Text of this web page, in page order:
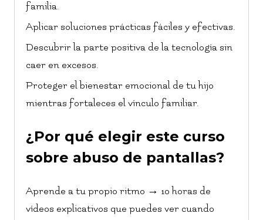
familia.
Aplicar soluciones prácticas fáciles y efectivas.
Descubrir la parte positiva de la tecnología sin
caer en excesos.
Proteger el bienestar emocional de tu hijo
mientras fortaleces el vínculo familiar.
¿Por qué elegir este curso
sobre abuso de pantallas?
Aprende a tu propio ritmo → 10 horas de
vídeos explicativos que puedes ver cuando